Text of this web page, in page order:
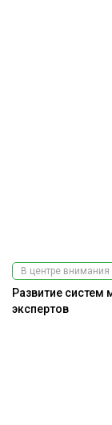
В центре внимания
Развитие систем
экспертов